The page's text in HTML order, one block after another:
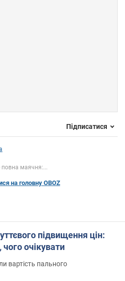
Підписатися
повна маячня:...
на головну OBOZ
підвищення цін:
очікувати
вартість пального